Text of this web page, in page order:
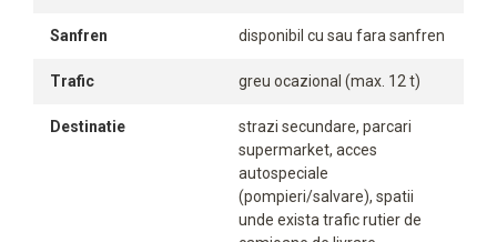
Sanfren disponibil cu sau fara sanfren
Trafic greu ocazional (max. 12 t)
Destinatie
strazi secundare, parcari
supermarket, acces
autospeciale
(pompieri/salvare), spatii
unde exista trafic rutier de